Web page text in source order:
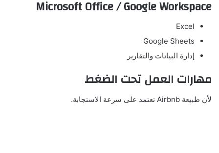
Microsoft Office / Google Workspace
Excel
Google Sheets
إدارة البيانات والتقارير
مهارات العمل تحت الضغط
لأن طبيعة Airbnb تعتمد على سرعة الاستجابة.